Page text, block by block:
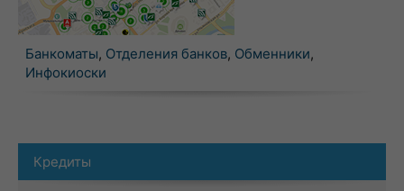
Банкоматы, Отделения банков, Обменники,
Инфокиоски
Кредиты